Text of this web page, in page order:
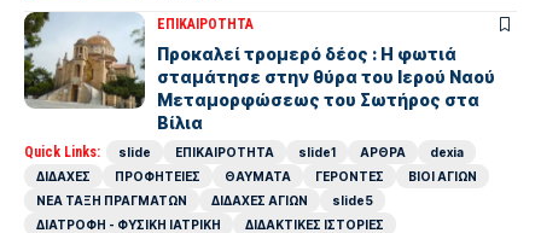
ΕΠΙΚΑΙΡΟΤΗΤΑ
Προκαλεί τρομερό δέος : Η φωτιά
σταμάτησε στην θύρα του Ιερού Ναού
Μεταμορφώσεως του Σωτήρος στα
Βίλια
Quick Links: slide ΕΠΙΚΑΙΡΟΤΗΤΑ slide1 ΑΡΘΡΑ
dexia
ΔΙΔΑΧΕΣ
ΠΡΟΦΗΤΕΙΕΣ ΘΑΥΜΑΤΑ ΓΕΡΟΝΤΕΣ
ΒΙΟΙ ΑΓΙΩΝ
ΝΕΑ ΤΑΞΗ ΠΡΑΓΜΑΤΩΝ
ΔΙΔΑΧΕΣ ΑΓΙΩΝ
slide5
ΔΙΑΤΡΟΦΗ - ΦΥΣΙΚΗ ΙΑΤΡΙΚΗ
ΔΙΔΑΚΤΙΚΕΣ ΙΣΤΟΡΙΕΣ